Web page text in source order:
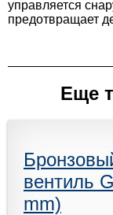
управляется
предотвращает
Еще
вентиль
mm)